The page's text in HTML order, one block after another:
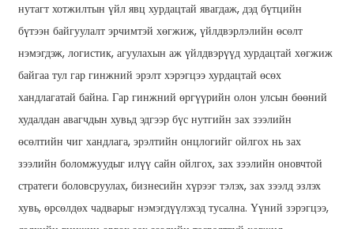
нутагт хотжилтын үйл явц хурдацтай явагдаж, дэд бүтцийн
бүтээн байгуулалт эрчимтэй хөгжиж, үйлдвэрлэлийн өсөлт
нэмэгдэж, логистик, агуулахын аж үйлдвэрүүд хурдацтай хөгжиж
байгаа тул гар гинжний эрэлт хэрэгцээ хурдацтай өсөх
хандлагатай байна. Гар гинжний өргүүрийн олон улсын бөөний
худалдан авагчдын хувьд эдгээр бүс нутгийн зах зээлийн
өсөлтийн чиг хандлага, эрэлтийн онцлогийг ойлгох нь зах
зээлийн боломжуудыг илүү сайн ойлгох, зах зээлийн оновчтой
стратеги боловсруулах, бизнесийн хүрээг тэлэх, зах зээлд эзлэх
хувь, өрсөлдөх чадварыг нэмэгдүүлэхэд тусална. Үүний зэрэгцээ,